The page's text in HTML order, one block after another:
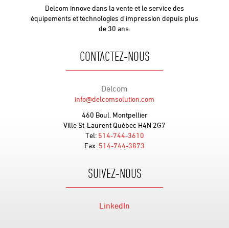
Delcom innove dans la vente et le service des
équipements et technologies d’impression depuis plus
de 30 ans.
CONTACTEZ-NOUS
Delcom
info@delcomsolution.com
460 Boul. Montpellier
Ville St-Laurent Québec H4N 2G7
Tel: 514-744-3610
Fax :514-744-3873
SUIVEZ-NOUS
LinkedIn